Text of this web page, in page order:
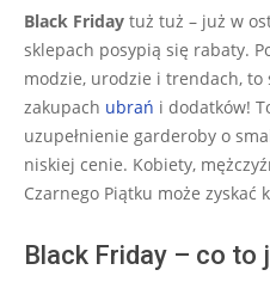
11-
20
Black Friday tuż tuż – już w
sklepach posypią się rabaty.
modzie, urodzie i trendach,
zakupach ubrań i dodatków!
uzupełnienie garderoby o
niskiej cenie. Kobiety,
Czarnego Piątku może zyskać
Black Friday – co to